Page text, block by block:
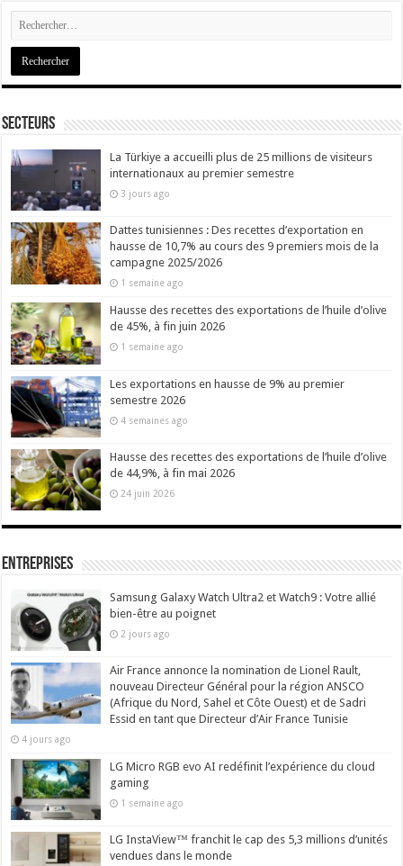
Secteurs
La Türkiye a accueilli plus de 25 millions de visiteurs
internationaux au premier semestre
3 jours ago
Dattes tunisiennes : Des recettes d’exportation en
hausse de 10,7% au cours des 9 premiers mois de la
campagne 2025/2026
1 semaine ago
Hausse des recettes des exportations de l’huile d’olive
de 45%, à fin juin 2026
1 semaine ago
Les exportations en hausse de 9% au premier
semestre 2026
4 semaines ago
Hausse des recettes des exportations de l’huile d’olive
de 44,9%, à fin mai 2026
24 juin 2026
Entreprises
Samsung Galaxy Watch Ultra2 et Watch9 : Votre allié
bien-être au poignet
2 jours ago
Air France annonce la nomination de Lionel Rault,
nouveau Directeur Général pour la région ANSCO
(Afrique du Nord, Sahel et Côte Ouest) et de Sadri
Essid en tant que Directeur d’Air France Tunisie
4 jours ago
LG Micro RGB evo AI redéfinit l’expérience du cloud
gaming
1 semaine ago
LG InstaView™ franchit le cap des 5,3 millions d’unités
vendues dans le monde